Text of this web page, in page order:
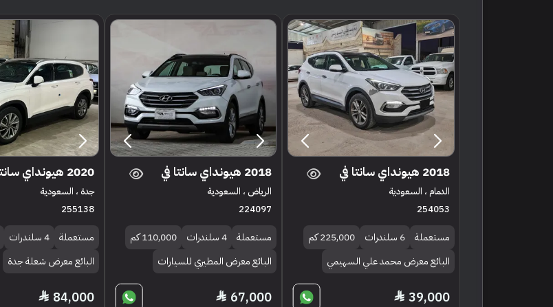
2018 هيونداي سانتا في
الدمام ، السعودية
254053
مستعملة 6 سلندرات
225,000 كم
البائع معرض محمد علي السهيمي
39,000
2018 هيونداي سانتا في
الرياض ، السعودية
224097
مستعملة 4 سلندرات
110,000 كم
البائع معرض المطيري للسيارات
67,000
2020 هيونداي سانتا في
جدة ، السعودية
255138
مستعملة 4 سلندرات
البائع معرض شعلة جدة
84,000